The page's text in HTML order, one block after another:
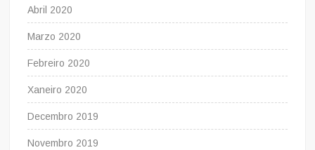
Abril 2020
Marzo 2020
Febreiro 2020
Xaneiro 2020
Decembro 2019
Novembro 2019